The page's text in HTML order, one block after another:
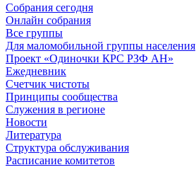
Собрания сегодня
Онлайн собрания
Все группы
Для маломобильной группы населения
Проект «Одиночки КРС РЗФ АН»
Ежедневник
Счетчик чистоты
Принципы сообщества
Служения в регионе
Новости
Литература
Структура обслуживания
Расписание комитетов